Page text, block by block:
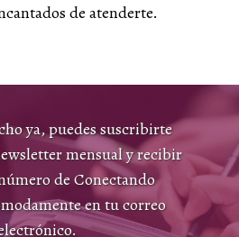
de atenderte.
ya, puedes suscribirte
mensual y recibir
de Conectando
en tu correo